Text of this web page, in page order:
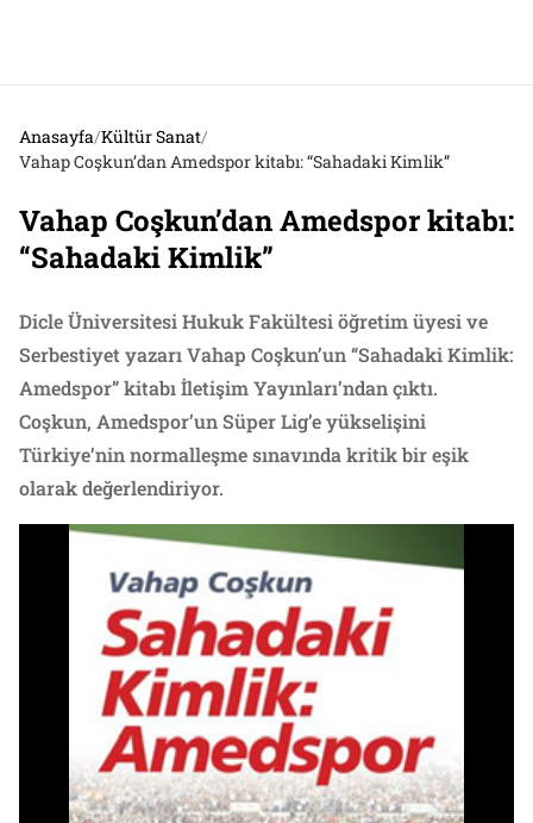
Anasayfa/Kültür Sanat/
Vahap Coşkun’dan Amedspor kitabı: “Sahadaki Kimlik”
Vahap Coşkun’dan Amedspor kitabı:
“Sahadaki Kimlik”
Dicle Üniversitesi Hukuk Fakültesi öğretim üyesi ve
Serbestiyet yazarı Vahap Coşkun’un “Sahadaki Kimlik:
Amedspor” kitabı İletişim Yayınları’ndan çıktı.
Coşkun, Amedspor’un Süper Lig’e yükselişini
Türkiye’nin normalleşme sınavında kritik bir eşik
olarak değerlendiriyor.